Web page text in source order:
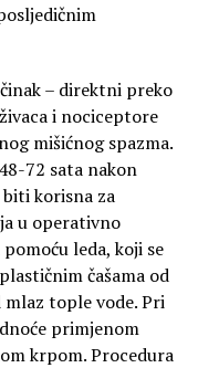
– direktni preko
i nociceptore
mišićnog spazma.
72 sata nakon
korisna za
u operativno
leda, koji se
čašama od
tople vode. Pri
primjenom
krpom. Procedura